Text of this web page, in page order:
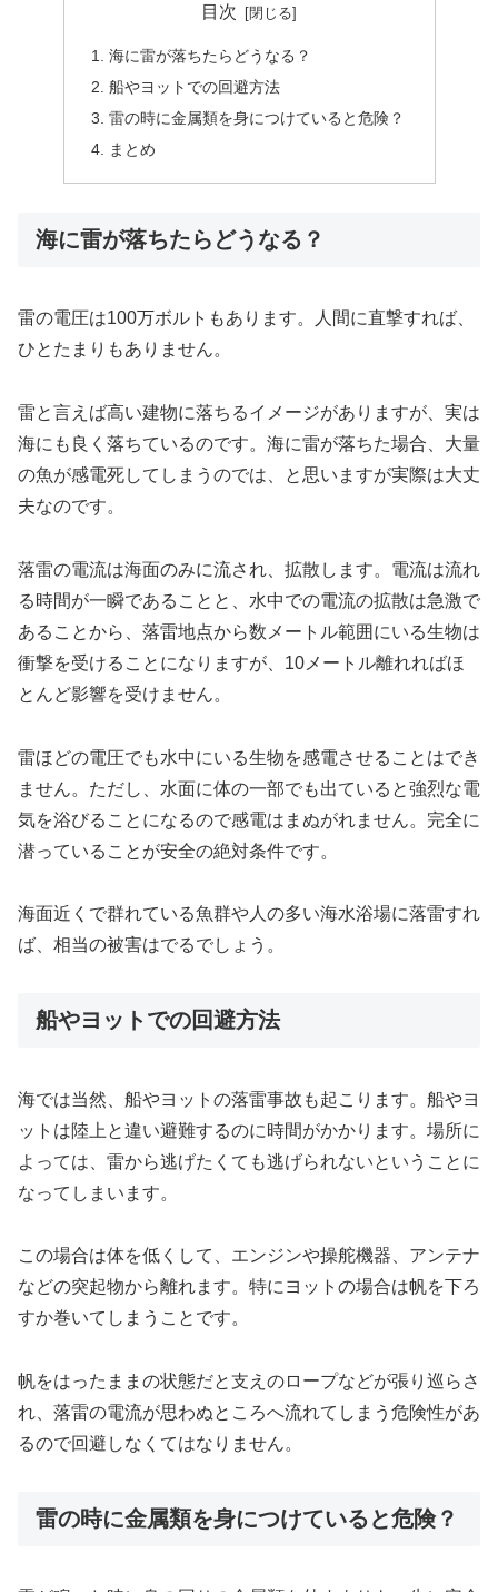
目次
海に雷が落ちたらどうなる？
船やヨットでの回避方法
雷の時に金属類を身につけていると危険？
まとめ
海に雷が落ちたらどうなる？
雷の電圧は100万ボルトもあります。人間に直撃すれば、
ひとたまりもありません。
雷と言えば高い建物に落ちるイメージがありますが、実は
海にも良く落ちているのです。海に雷が落ちた場合、大量
の魚が感電死してしまうのでは、と思いますが実際は大丈
夫なのです。
落雷の電流は海面のみに流され、拡散します。電流は流れ
る時間が一瞬であることと、水中での電流の拡散は急激で
あることから、落雷地点から数メートル範囲にいる生物は
衝撃を受けることになりますが、10メートル離れればほ
とんど影響を受けません。
雷ほどの電圧でも水中にいる生物を感電させることはでき
ません。ただし、水面に体の一部でも出ていると強烈な電
気を浴びることになるので感電はまぬがれません。完全に
潜っていることが安全の絶対条件です。
海面近くで群れている魚群や人の多い海水浴場に落雷すれ
ば、相当の被害はでるでしょう。
船やヨットでの回避方法
海では当然、船やヨットの落雷事故も起こります。船やヨ
ットは陸上と違い避難するのに時間がかかります。場所に
よっては、雷から逃げたくても逃げられないということに
なってしまいます。
この場合は体を低くして、エンジンや操舵機器、アンテナ
などの突起物から離れます。特にヨットの場合は帆を下ろ
すか巻いてしまうことです。
帆をはったままの状態だと支えのロープなどが張り巡らさ
れ、落雷の電流が思わぬところへ流れてしまう危険性があ
るので回避しなくてはなりません。
雷の時に金属類を身につけていると危険？